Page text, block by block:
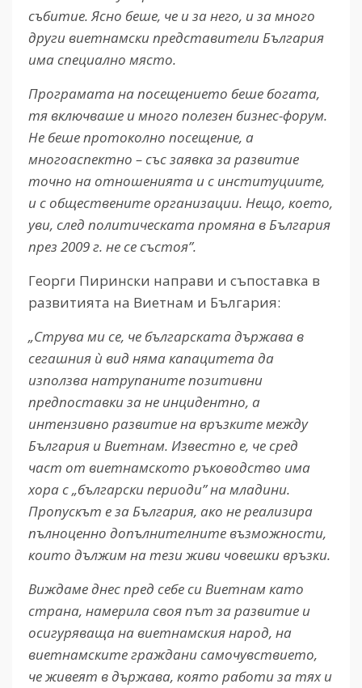
събитие. Ясно беше, че и за него, и за много
други виетнамски представители България
има специално място.
Програмата на посещението беше богата,
тя включваше и много полезен бизнес-форум.
Не беше протоколно посещение, а
многоаспектно – със заявка за развитие
точно на отношенията и с институциите,
и с обществените организации. Нещо, което,
уви, след политическата промяна в България
през 2009 г. не се състоя”.
Георги Пирински направи и съпоставка в
развитията на Виетнам и България:
„Струва ми се, че българската държава в
сегашния ѝ вид няма капацитета да
използва натрупаните позитивни
предпоставки за не инцидентно, а
интензивно развитие на връзките между
България и Виетнам. Известно е, че сред
част от виетнамското ръководство има
хора с „български периоди” на младини.
Пропускът е за България, ако не реализира
пълноценно допълнителните възможности,
които дължим на тези живи човешки връзки.
Виждаме днес пред себе си Виетнам като
страна, намерила своя път за развитие и
осигуряваща на виетнамския народ, на
виетнамските граждани самочувствието,
че живеят в държава, която работи за тях и